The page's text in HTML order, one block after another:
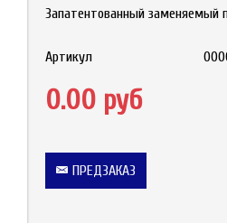
Запатентованный заменяемый
Артикул
0.00 руб
ПРЕДЗАКАЗ